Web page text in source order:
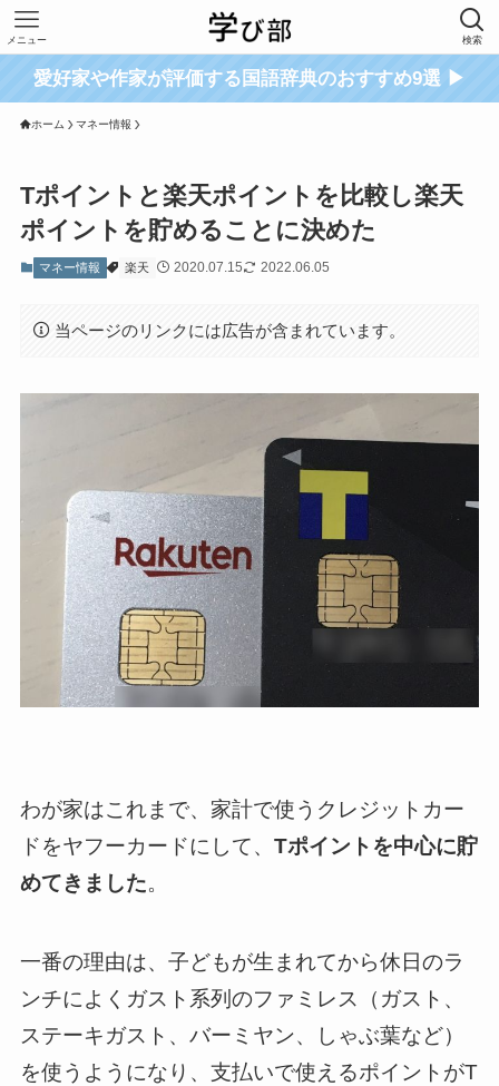
検索
メニュー
愛好家や作家が評価する国語辞典のおすすめ9選 ▶
ホーム マネー情報
Tポイントと楽天ポイントを比較し楽天
ポイントを貯めることに決めた
マネー情報 楽天 2020.07.15 2022.06.05
当ページのリンクには広告が含まれています。
わが家はこれまで、家計で使うクレジットカー
ドをヤフーカードにして、 Tポイントを中心に貯
めてきました。
一番の理由は、子どもが生まれてから休日のラ
ンチによくガスト系列のファミレス（ガスト、
ステーキガスト、バーミヤン、しゃぶ葉など）
を使うようになり、支払いで使えるポイントがT